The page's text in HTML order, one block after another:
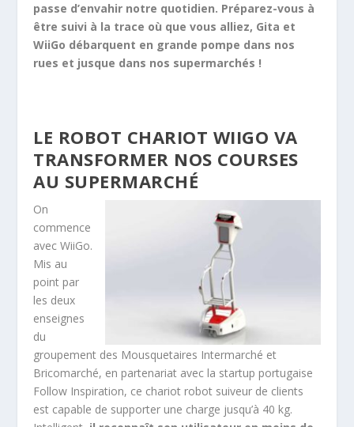
passe d’envahir notre quotidien. Préparez-vous à
être suivi à la trace où que vous alliez, Gita et
WiiGo débarquent en grande pompe dans nos
rues et jusque dans nos supermarchés !
LE ROBOT CHARIOT WIIGO VA
TRANSFORMER NOS COURSES
AU SUPERMARCHÉ
On
commence
avec WiiGo.
Mis au
point par
les deux
enseignes
du
groupement des Mousquetaires Intermarché et
Bricomarché, en partenariat avec la startup portugaise
Follow Inspiration, ce chariot robot suiveur de clients
est capable de supporter une charge jusqu’à 40 kg.